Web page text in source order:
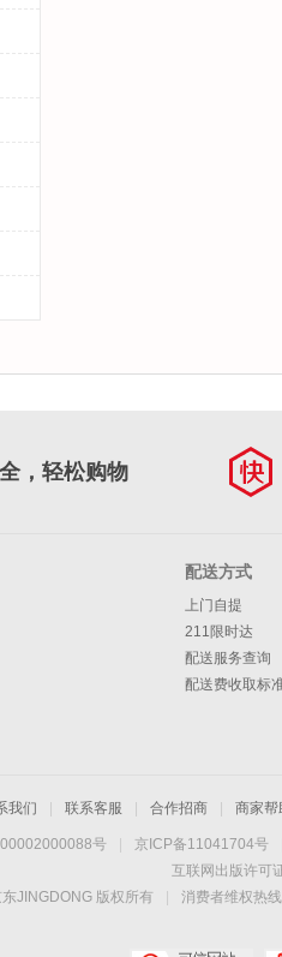
，轻松购物
配送方式
上门自提
211限时达
配送服务查询
配送费收取标
我们 联系客服 合作招商 商家帮
号 京ICP备11041704号
互联网出版许可
东JINGDONG 版权所有 消费者维权热